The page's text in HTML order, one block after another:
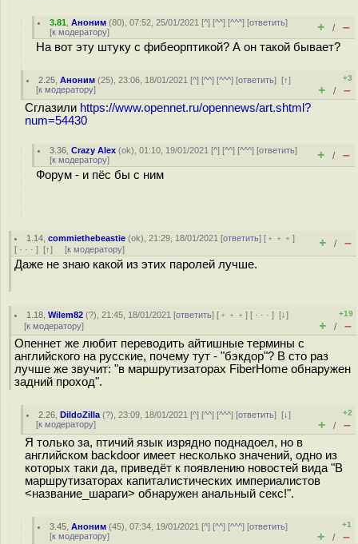
3.81 ,Аноним (80), 07:52, 25/01/2021 [^] [^^] [^^^] [ответить]
[к модератору] + / –
На вот эту штуку с фибеорптикой? А он такой бывает?
2.25 ,Аноним (25), 23:06, 18/01/2021 [^] [^^] [^^^] [ответить][↑]
[к модератору]
+3
+ / –
Сглазили https://www.opennet.ru/opennews/art.shtml?
num=54430
3.36 ,Crazy Alex (ok), 01:10, 19/01/2021 [^] [^^] [^^^] [ответить]
[к модератору] + / –
Форум - и пёс бы с ним
1.14 ,commiethebeastie (ok), 21:29, 18/01/2021 [ответить] [ ﹢﹢﹢]
[ · · · ] [↑] [к модератору] + / –
Даже не знаю какой из этих паролей лучше.
1.18 ,Wilem82 (?), 21:45, 18/01/2021 [ответить] [ ﹢﹢﹢] [ · · ·][↓]
[к модератору]
+19
+ / –
Опеннет же любит переводить айтишные термины с
английского на русские, почему тут - "бэкдор"? В сто раз
лучше же звучит: "в маршрутизаторах FiberHome обнаружен
задний проход".
2.26 ,DildoZilla (?), 23:09, 18/01/2021 [^] [^^] [^^^] [ответить][↓]
[к модератору]
+2
+ / –
Я только за, птичий язык изрядно поднадоел, но в
английском backdoor имеет несколько значений, одно из
которых таки да, приведёт к появлению новостей вида "В
маршрутизаторах капиталистических империалистов
<название_шараги> обнаружен анальный секс!".
3.45 ,Аноним (45), 07:34, 19/01/2021 [^] [^^] [^^^] [ответить]
[к модератору]
+1
+ / –